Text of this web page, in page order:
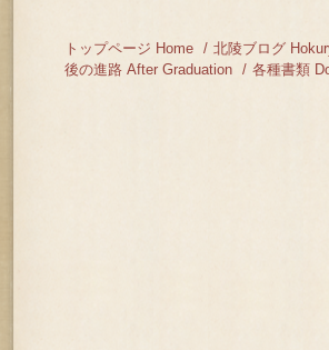
トップページ Home 北陵ブログ
後の進路 After Graduation
各種書類